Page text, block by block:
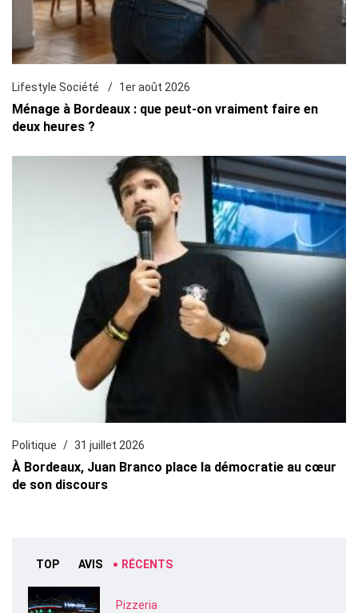
Lifestyle Société 1er août 2026
Ménage à Bordeaux : que peut-on vraiment faire en
deux heures ?
Politique 31 juillet 2026
À Bordeaux, Juan Branco place la démocratie au cœur
de son discours
TOP AVIS RÉCENTS
Pizzeria